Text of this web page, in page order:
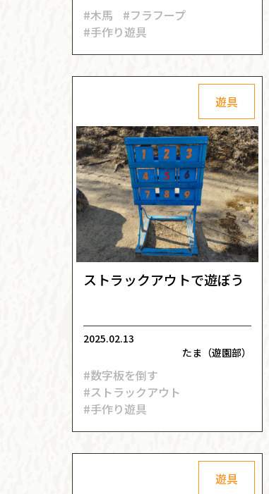
#木馬
#フラフープ
#手作り遊具
遊具
ストラックアウトで遊ぼう
2025.02.13
たま（遊園部）
#数字板を倒す
#ストラックアウト
#手作り遊具
遊具